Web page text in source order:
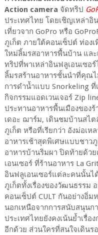
Action camera จัดทริป
ประเทศไทย โดยเชิญเหล่าอิ
เที่ยวจาก GoPro หรือ
ภูเก็ต ภายใต้คอนเซ็ปต์ ท่อ
ใหม่ลิ้มรสอาหารพื้นบ้าน แล
ทริปที่พาเหล่าอินฟลูเอนเซอ
ลิ้มรสร้านอาหารชั้นนำที่คุณ
การดำน้ำแบบ Snorkeling ที่
กิจกรรมแอดเวนเจอร์ Zip
ประทานอาหารพื้นเมืองของ
เดอะ ฌาร์ม, เดินชมบ้านสไ
ภูเก็ต หรือที่เรียกว่า อังม่อเ
อาหารเช้าสุดพิเศษแบบชาว
อาหารบ้านริมผา ปิดท้ายด้ว
เอนเซอร์ ที่ร้านอาหาร La
อินฟลูเอนเซอร์แต่ละคนนั้นไ
ภูเก็ตทั้งเรื่องของวัฒนธรรม
คอนเซ็ปต์ CULT กันอย่างอิ่ม
นอกเหนือจากการสนับสนุนก
ประเทศไทยยังคงเน้นย้ำเรื่อ
อีกด้วย ส่วนใครที่สนใจเดินร